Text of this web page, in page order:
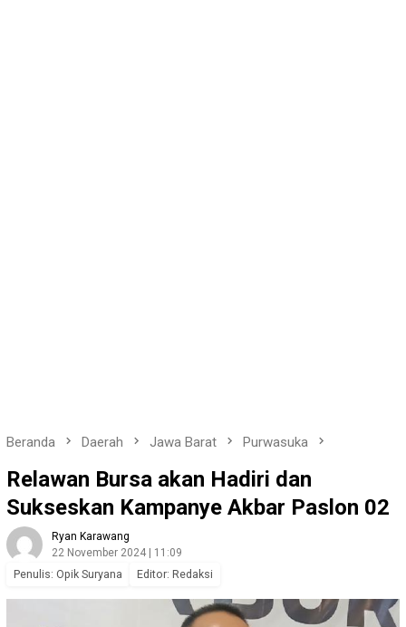
Beranda Daerah Jawa Barat Purwasuka
Relawan Bursa akan Hadiri dan
Sukseskan Kampanye Akbar Paslon 02
Ryan Karawang
22 November 2024 | 11:09
Penulis: Opik Suryana Editor: Redaksi